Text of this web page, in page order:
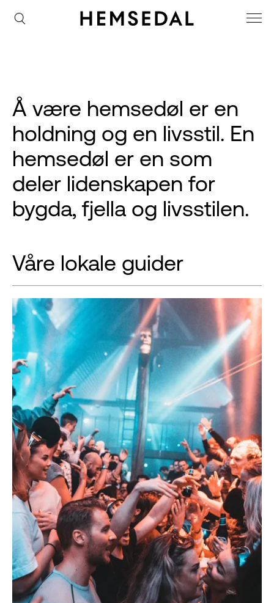
Å være hemsedøl er en
holdning og en livsstil. En
hemsedøl er en som
deler lidenskapen for
bygda, fjella og livsstilen.
Våre lokale guider